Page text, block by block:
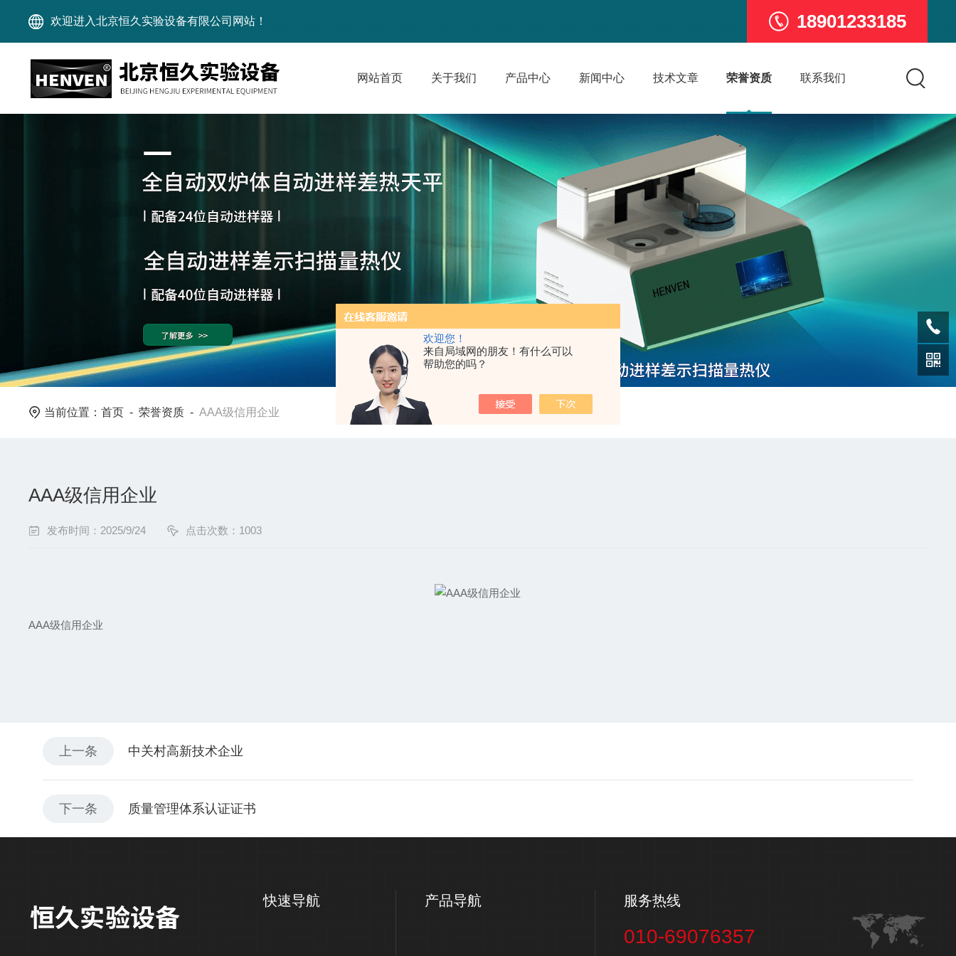
欢迎您！
来自局域网的朋友！有什么可以
帮助您的吗？
欢迎进入北京恒久实验设备有限公司网站！ 18901233185
网站首页 关于我们 产品中心 新闻中心 技术文章 荣誉资质 联系我们
当前位置：首页 -荣誉资质 -AAA级信用企业
AAA级信用企业
发布时间：2025/9/24 点击次数：1003
AAA级信用企业
上一条 中关村高新技术企业
下一条 质量管理体系认证证书
快速导航 产品导航 服务热线
010-69076357